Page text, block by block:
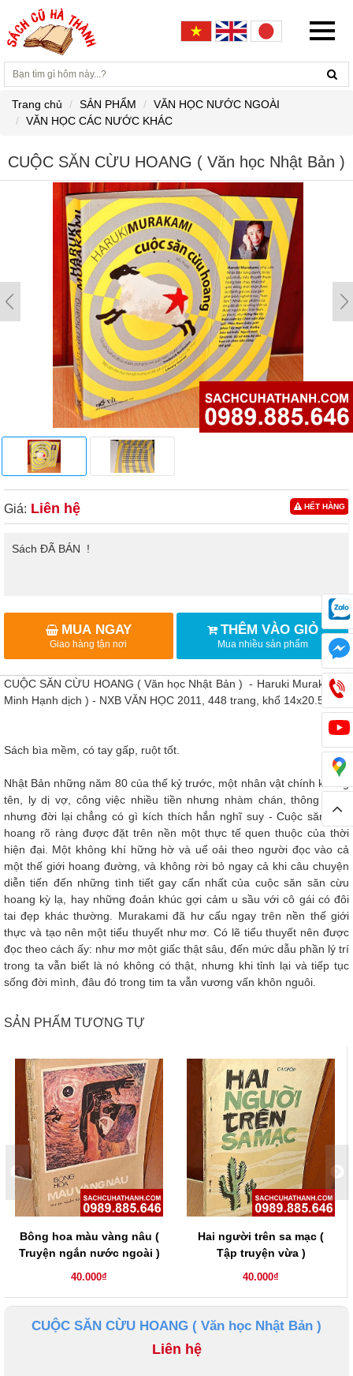
Trang chủ SẢN PHẨM
VĂN HỌC NƯỚC NGOÀI
VĂN HỌC CÁC NƯỚC KHÁC
CUỘC SĂN CỪU HOANG ( Văn học Nhật Bản )
HẾT HÀNG
Giá: Liên hệ
Sách ĐÃ BÁN !
MUA NGAY
Giao hàng tận nơi
THÊM VÀO GIỎ
Mua nhiều sản phẩm
CUỘC SĂN CỪU HOANG ( Văn học Nhật Bản ) - Haruki Murakami (
Minh Hạnh dịch ) - NXB VĂN HỌC 2011, 448 trang, khổ 14x20.5cm
Sách bìa mềm, có tay gấp, ruột tốt.
Nhật Bản những năm 80 của thế kỷ trước, một nhân vật chính không
tên, ly dị vợ, công việc nhiều tiền nhưng nhàm chán, thông minh
nhưng đời lại chẳng có gì kích thích hắn nghĩ suy - Cuộc săn cừu
hoang rõ ràng được đặt trên nền một thực tế quen thuộc của thời
hiện đại. Một không khí hững hờ và uể oải theo người đọc vào cả
một thế giới hoang đường, và không rời bỏ ngay cả khi câu chuyện
diễn tiến đến những tình tiết gay cấn nhất của cuộc săn săn cừu
hoang kỳ lạ, hay những đoản khúc gợi cảm u sầu với cô gái có đôi
tai đẹp khác thường. Murakami đã hư cấu ngay trên nền thế giới
thực và tạo nên một tiểu thuyết như mơ. Có lẽ tiểu thuyết nên được
đọc theo cách ấy: như mơ một giấc thật sâu, đến mức dẫu phần lý trí
trong ta vẫn biết là nó không có thật, nhưng khi tỉnh lại và tiếp tục
sống đời mình, đâu đó trong tim ta vẫn vương vấn khôn nguôi.
SẢN PHẨM TƯƠNG TỰ
Bông hoa màu vàng nâu (
Truyện ngắn nước ngoài )
40.000₫
Hai người trên sa mạc (
Tập truyện vừa )
40.000₫
CUỘC SĂN CỪU HOANG ( Văn học Nhật Bản )
Liên hệ